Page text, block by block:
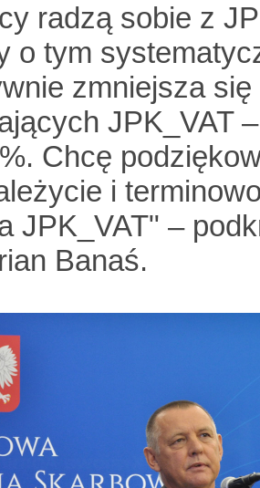
radzą sobie z
o tym
zmniejsza
JPK_VAT
Chcę
i
JPK_VAT" –
Banaś.